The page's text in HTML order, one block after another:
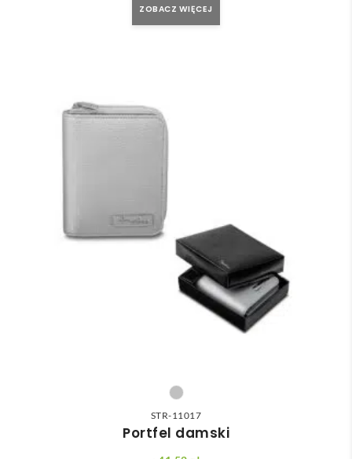
ZOBACZ WIĘCEJ
STR-11017
Portfel damski